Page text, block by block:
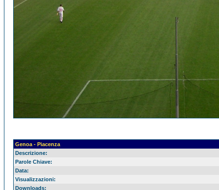
Genoa - Piacenza
Descrizione:
Parole Chiave:
Data:
Visualizzazioni:
Downloads: